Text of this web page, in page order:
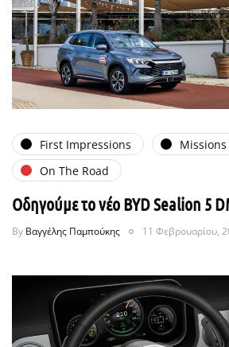
First Impressions
Missions
On The Road
Οδηγούμε το νέο BYD Sealion 5
By Βαγγέλης Παμπούκης 11 Φεβρουαρίου,